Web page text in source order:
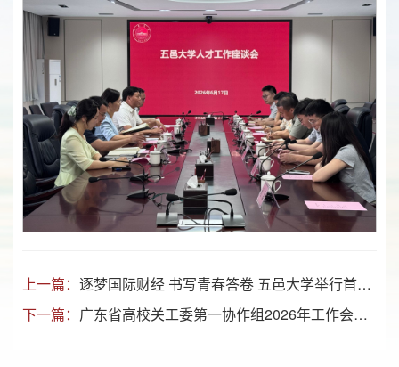
上一篇： 逐梦国际财经 书写青春答卷 五邑大学举行首届向荣国际财经学堂结业典礼
下一篇： 广东省高校关工委第一协作组2026年工作会议在学校举行